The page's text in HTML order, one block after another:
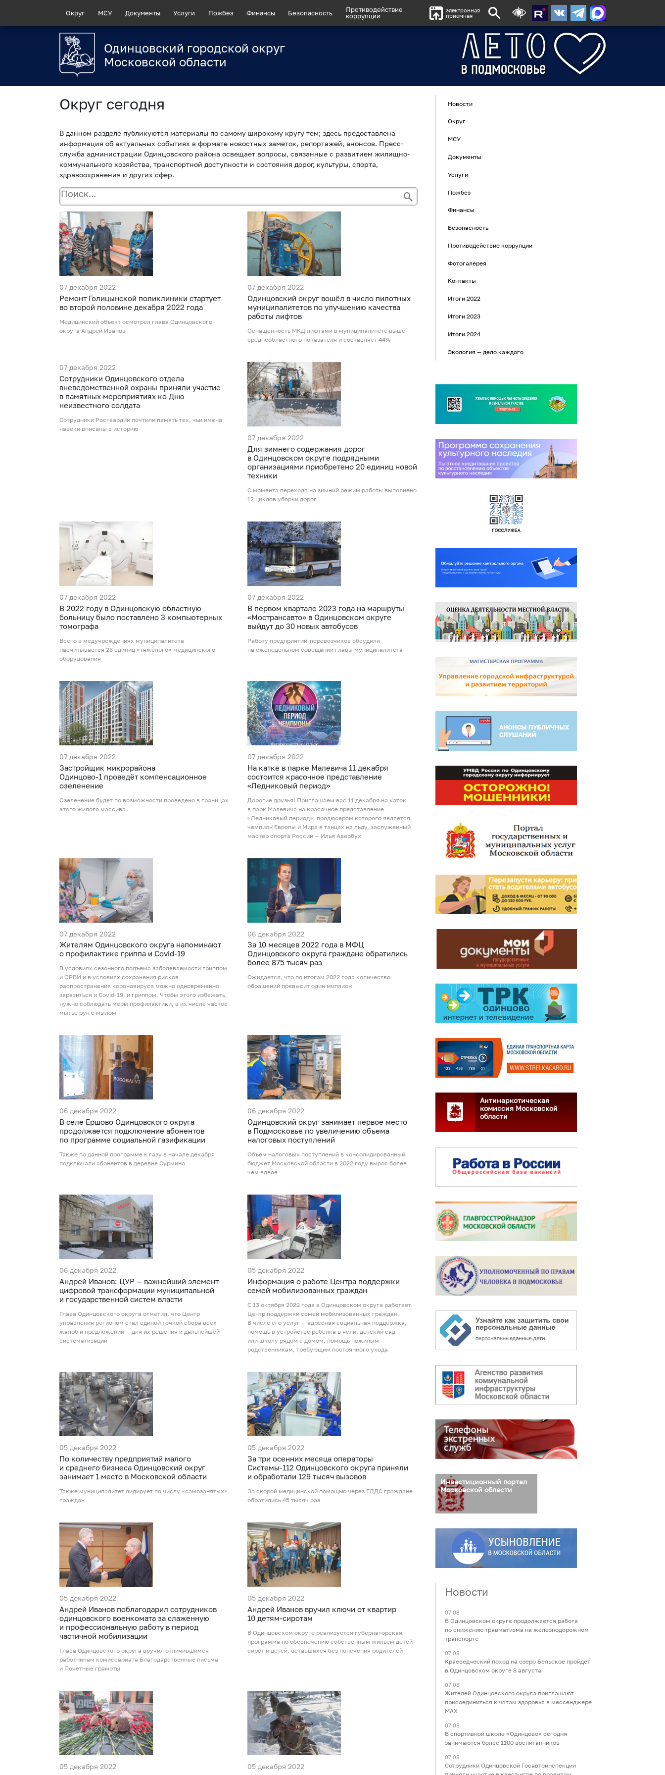
Округ МСУ Документы Услуги Пожбез Финансы Безопасность
Противодействие
коррупции
электронная
приемная
Одинцовский городской округ
Московской области
Округ сегодня
В данном разделе публикуются материалы по самому широкому кругу тем; здесь предоставлена
информация об актуальных событиях в формате новостных заметок, репортажей, анонсов. Пресс-
служба администрации Одинцовского района освещает вопросы, связанные с развитием жилищно-
коммунального хозяйства, транспортной доступности и состояния дорог, культуры, спорта,
здравоохранения и других сфер.
07 декабря 2022
Ремонт Голицынской поликлиники стартует
во второй половине декабря 2022 года
Медицинский объект осмотрел глава Одинцовского
округа Андрей Иванов
07 декабря 2022
Одинцовский округ вошёл в число пилотных
муниципалитетов по улучшению качества
работы лифтов
Оснащенность МКД лифтами в муниципалитете выше
среднеобластного показателя и составляет 44%
07 декабря 2022
Сотрудники Одинцовского отдела
вневедомственной охраны приняли участие
в памятных мероприятиях ко Дню
неизвестного солдата
Сотрудники Росгвардии почтили память тех, чьи имена
навеки вписаны в историю
07 декабря 2022
Для зимнего содержания дорог
в Одинцовском округе подрядными
организациями приобретено 20 единиц новой
техники
С момента перехода на зимний режим работы выполнено
12 циклов уборки дорог
07 декабря 2022
В 2022 году в Одинцовскую областную
больницу было поставлено 3 компьютерных
томографа
Всего в медучреждениях муниципалитета
насчитывается 28 единиц «тяжёлого» медицинского
оборудования
07 декабря 2022
В первом квартале 2023 года на маршруты
«Мострансавто» в Одинцовском округе
выйдут до 30 новых автобусов
Работу предприятий-перевозчиков обсудили
на еженедельном совещании главы муниципалитета
07 декабря 2022
Застройщик микрорайона
Одинцово-1 проведёт компенсационное
озеленение
Озеленение будет по возможности проведено в границах
этого жилого массива
07 декабря 2022
На катке в парке Малевича 11 декабря
состоится красочное представление
«Ледниковый период»
Дорогие друзья! Приглашаем вас 11 декабря на каток
в парк Малевича на красочное представление
«Ледниковый период», продюсером которого является
чемпион Европы и Мира в танцах на льду, заслуженный
мастер спорта России — Илья Авербух
07 декабря 2022
Жителям Одинцовского округа напоминают
о профилактике гриппа и Covid‑19
В условиях сезонного подъема заболеваемости гриппом
и ОРВИ и в условиях сохранения рисков
распространения коронавируса можно одновременно
заразиться и Covid-19, и гриппом. Чтобы этого избежать,
нужно соблюдать меры профилактики, в их числе частое
мытье рук с мылом
06 декабря 2022
За 10 месяцев 2022 года в МФЦ
Одинцовского округа граждане обратились
более 875 тысяч раз
Ожидается, что по итогам 2022 года количество
обращений превысит один миллион
06 декабря 2022
В селе Ершово Одинцовского округа
продолжается подключение абонентов
по программе социальной газификации
Также по данной программе к газу в начале декабря
подключали абонентов в деревне Сурмино
06 декабря 2022
Одинцовский округ занимает первое место
в Подмосковье по увеличению объема
налоговых поступлений
Объем налоговых поступлений в консолидированный
бюджет Московской области в 2022 году вырос более
чем вдвое
06 декабря 2022
Андрей Иванов: ЦУР — важнейший элемент
цифровой трансформации муниципальной
и государственной систем власти
Глава Одинцовского округа отметил, что Центр
управления регионом стал единой точкой сбора всех
жалоб и предложений — для их решения и дальнейшей
систематизации
05 декабря 2022
Информация о работе Центра поддержки
семей мобилизованных граждан
С 13 октября 2022 года в Одинцовском округе работает
Центр поддержки семей мобилизованных граждан.
В числе его услуг — адресная социальная поддержка,
помощь в устройстве ребенка в ясли, детский сад
или школу рядом с домом, помощь пожилым
родственникам, требующим постоянного ухода
05 декабря 2022
По количеству предприятий малого
и среднего бизнеса Одинцовский округ
занимает 1 место в Московской области
Также муниципалитет лидирует по числу «самозанятых»
граждан
05 декабря 2022
За три осенних месяца операторы
Системы-112 Одинцовского округа приняли
и обработали 129 тысяч вызовов
За скорой медицинской помощью через ЕДДС граждане
обратились 45 тысяч раз
05 декабря 2022
Андрей Иванов поблагодарил сотрудников
одинцовского военкомата за слаженную
и профессиональную работу в период
частичной мобилизации
Глава Одинцовского округа вручил отличившимся
работникам комиссариата Благодарственные письма
и Почетные грамоты
05 декабря 2022
Андрей Иванов вручил ключи от квартир
10 детям-сиротам
В Одинцовском округе реализуется губернаторская
программа по обеспечению собственным жильем детей-
сирот и детей, оставшихся без попечения родителей
05 декабря 2022 05 декабря 2022
Новости
Округ
МСУ
Документы
Услуги
Пожбез
Финансы
Безопасность
Противодействие коррупции
Фотогалерея
Контакты
Итоги 2022
Итоги 2023
Итоги 2024
Экология — дело каждого
Антинаркотическая
комиссия Московской
области
Инвестиционный портал
Московской области
Новости
07.08
В Одинцовском округе продолжается работа
по снижению травматизма на железнодорожном
транспорте
07.08
Краеведческий поход на озеро Бельское пройдёт
в Одинцовском округе 8 августа
07.08
Жителей Одинцовского округа приглашают
присоединиться к чатам здоровья в мессенджере
МАХ
07.08
В спортивной школе «Одинцово» сегодня
занимаются более 1100 воспитанников
07.08
Сотрудники Одинцовской Госавтоинспекции